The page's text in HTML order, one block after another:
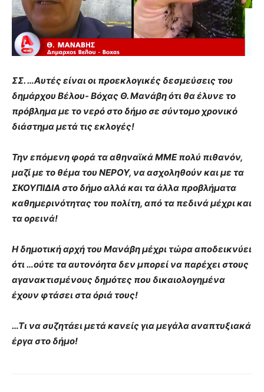
ΣΣ. …Αυτές είναι οι προεκλογικές δεσμεύσεις του
δημάρχου Βέλου- Βόχας Θ. Μανάβη ότι θα έλυνε το
πρόβλημα με το νερό στο δήμο σε σύντομο χρονικό
διάστημα μετά τις εκλογές!
Την επόμενη φορά τα αθηναϊκά ΜΜΕ πολύ πιθανόν,
μαζί με το θέμα του ΝΕΡΟΥ, να ασχοληθούν και με τα
ΣΚΟΥΠΙΔΙΑ στο δήμο αλλά και τα άλλα προβλήματα
καθημερινότητας του πολίτη, από τα πεδινά μέχρι και
τα ορεινά!
Η δημοτική αρχή του Μανάβη μέχρι τώρα αποδεικνύει
ότι …ούτε τα αυτονόητα δεν μπορεί να παρέχει στους
αγανακτισμένους δημότες που δικαιολογημένα
έχουν φτάσει στα όριά τους!
…Τι να συζητάει μετά κανείς για μεγάλα αναπτυξιακά
έργα στο δήμο!